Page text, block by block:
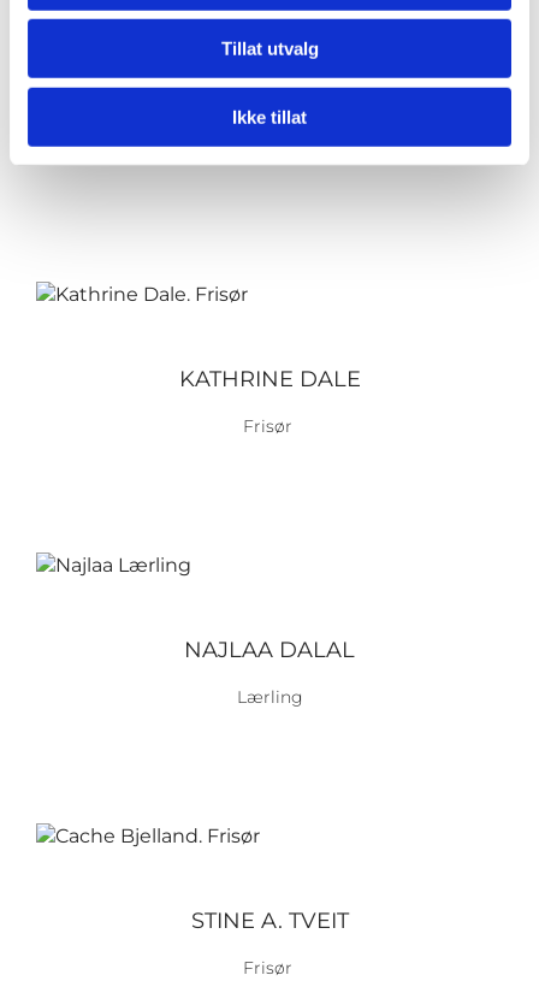
Tillat utvalg
Ikke tillat
RACHEL BJELLAND
KATHRINE DALE
Frisør
NAJLAA DALAL
Lærling
STINE A. TVEIT
Frisør